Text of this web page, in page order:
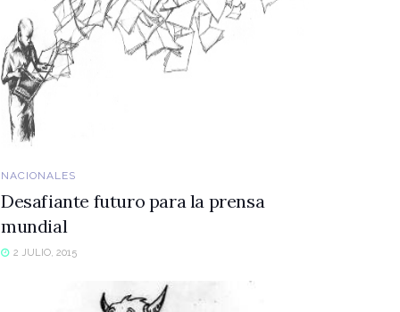
NACIONALES
Desafiante futuro para la prensa
mundial
2 JULIO, 2015